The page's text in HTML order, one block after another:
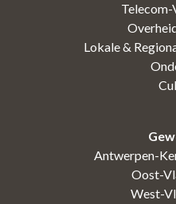
Lokale &
Antwerpen-
Oost-
West-